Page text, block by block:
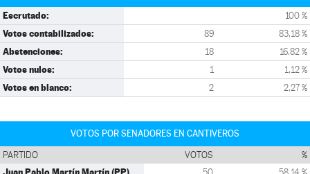
Escrutado: 100 %
Votos contabilizados: 89 83,18 %
Abstenciones: 18 16,82 %
Votos nulos: 1 1,12 %
Votos en blanco: 2 2,27 %
VOTOS POR SENADORES EN CANTIVEROS
PARTIDO VOTOS %